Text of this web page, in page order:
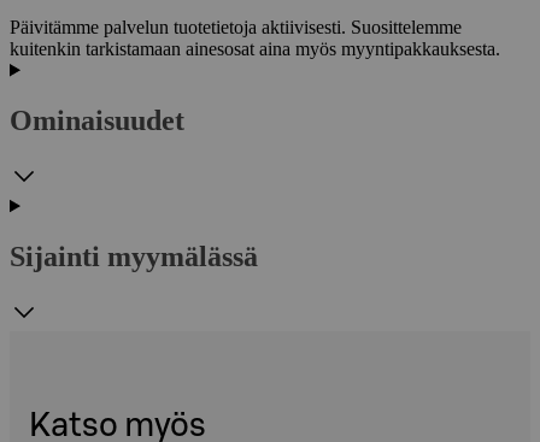
Päivitämme palvelun tuotetietoja aktiivisesti. Suosittelemme
kuitenkin tarkistamaan ainesosat aina myös myyntipakkauksesta.
Ominaisuudet
Sijainti myymälässä
Katso myös